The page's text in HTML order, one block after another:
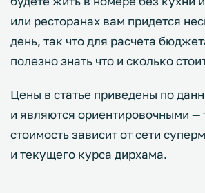
или ресторанах вам придется
день, так что для расчета
полезно знать что и сколько
Цены в статье приведены по
и являются ориентировочными —
стоимость зависит от сети
и текущего курса дирхама.